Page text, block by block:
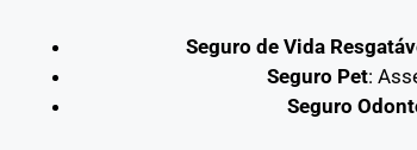
Seguro de Vida
Seguro Pet:
Seguro